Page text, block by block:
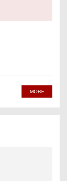
MORE